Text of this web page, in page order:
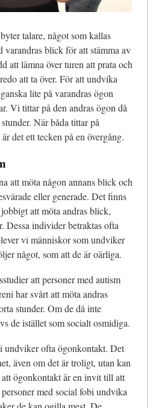
talare, något som kallas
blick för att stämma av
att lämna över turen att prata och
att ta över. För att undvika
lite på varandras ögon
Vi tittar på den andras ögon då
När båda tittar på
det ett tecken på en övergång.
att möta någon annans blick och
eller generade. Det finns
att möta andras blick,
Dessa individer betraktas ofta
vi människor som undviker
något, som att de är oärliga.
att personer med autism
har svårt att möta andras
stunder. Om de då inte
de istället som socialt osmidiga.
undviker ofta ögonkontakt. Det
även om det är troligt, utan kan
ögonkontakt är en invit till att
med social fobi undvika